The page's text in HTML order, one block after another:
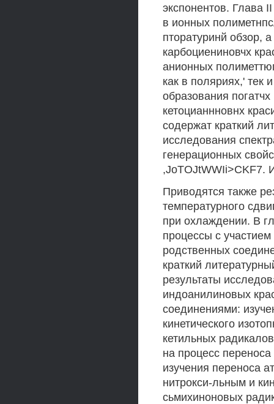
экспонентов. Глава
в ионных
пторатуринй обзор,
карбоциениновчх
анионных
как в поляриях,' тек
образования
кетоцианнновнх
содержат краткий
исследования
генерационных
Приводятся также
температурного
при охлаждении. В
процессы с
родственных
краткий
результаты
индоанилиновых
соединениями:
кинетического
кетильных
на процесс
изучения переноса
нитрокси-льным и
сьмихиноновых